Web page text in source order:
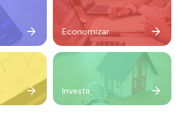
Economizar
Investir